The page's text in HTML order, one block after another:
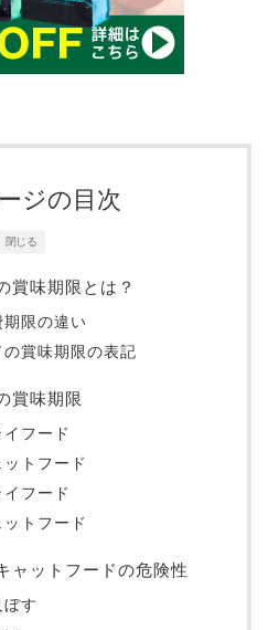
閉じる
ジの目次
賞味期限とは？
限の違い
賞味期限の表記
賞味期限
イフード
ットフード
イフード
ットフード
ャットフードの危険性
す